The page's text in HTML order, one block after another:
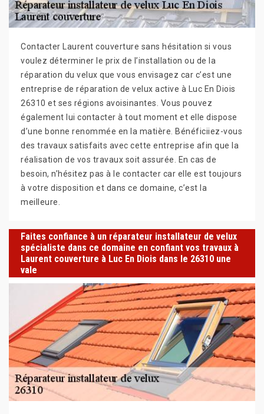
Contacter Laurent couverture sans hésitation si vous
voulez déterminer le prix de l’installation ou de la
réparation du velux que vous envisagez car c’est une
entreprise de réparation de velux active à Luc En Diois
26310 et ses régions avoisinantes. Vous pouvez
également lui contacter à tout moment et elle dispose
d’une bonne renommée en la matière. Bénéficiiez-vous
des travaux satisfaits avec cette entreprise afin que la
réalisation de vos travaux soit assurée. En cas de
besoin, n’hésitez pas à le contacter car elle est toujours
à votre disposition et dans ce domaine, c’est la
meilleure.
Faites confiance à un réparateur installateur de velux
spécialiste dans ce domaine en confiant vos travaux à
Laurent couverture à Luc En Diois dans le 26310 une
vale